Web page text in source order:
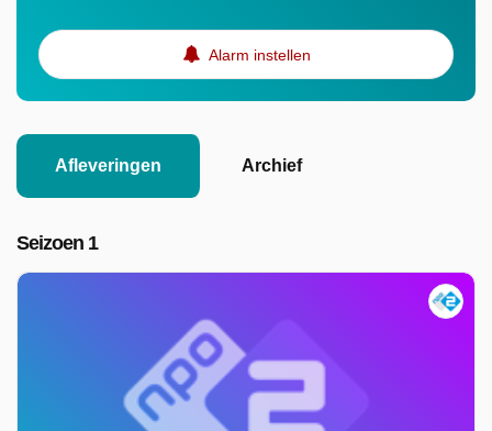
Alarm instellen
Afleveringen Archief
Seizoen 1